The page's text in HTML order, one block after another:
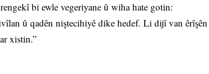
bi ewle vegeriyane û wiha hate gotin:
û qadên niştecihiyê dike hedef. Li dijî van êrîşên
xistin.”